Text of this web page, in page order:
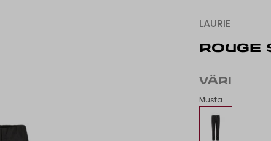
LAURIE
ROUGE
VÄRI
Musta